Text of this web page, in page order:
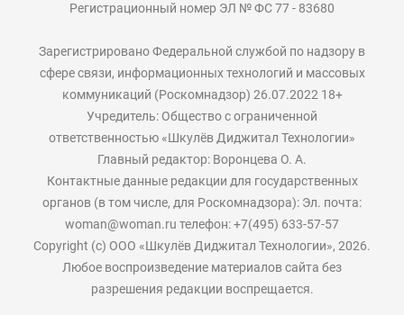
Регистрационный номер ЭЛ № ФС 77 - 83680
Зарегистрировано Федеральной службой по надзору в
сфере связи, информационных технологий и массовых
коммуникаций (Роскомнадзор) 26.07.2022 18+
Учредитель: Общество с ограниченной
ответственностью «Шкулёв Диджитал Технологии»
Главный редактор: Воронцева О. А.
Контактные данные редакции для государственных
органов (в том числе, для Роскомнадзора): Эл. почта:
woman@woman.ru телефон: +7(495) 633-57-57
Copyright (с) ООО «Шкулёв Диджитал Технологии», 2026.
Любое воспроизведение материалов сайта без
разрешения редакции воспрещается.